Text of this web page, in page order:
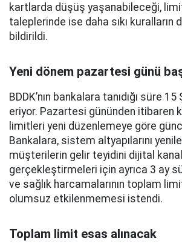
kartlarda düşüş yaşanabileceği, limit
taleplerinde ise daha sıkı kuralların
bildirildi.
Yeni dönem pazartesi günü
BDDK’nın bankalara tanıdığı süre
eriyor. Pazartesi gününden itibaren
limitleri yeni düzenlemeye göre
Bankalara, sistem altyapılarını
müşterilerin gelir teyidini dijital
gerçekleştirmeleri için ayrıca 3 ay
ve sağlık harcamalarının toplam
olumsuz etkilenmemesi istendi.
Toplam limit esas alınacak